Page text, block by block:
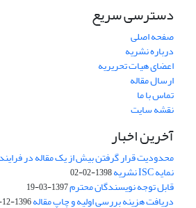
دسترسی سریع
صفحه اصلی
درباره نشریه
اعضای هیات تحریریه
ارسال مقاله
تماس با ما
نقشه سایت
آخرین اخبار
محدودیت قرار گرفتن بیش از یک مقاله در فرایند
نمایه ISC نشریه 1398-02-02
قابل توجه نویسندگان محترم1397-03-19
دریافت هزینه بررسی اولیه و چاپ مقاله1396-12-06